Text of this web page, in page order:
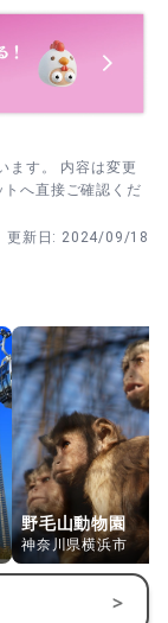
心願成就など
に応じた神札
ます。 内容は変更
へ直接ご確認くだ
更新日: 2024/09/18
野毛山動物園
神奈川県横浜市
>